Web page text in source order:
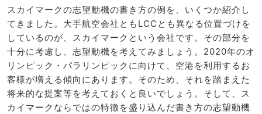
スカイマークの志望動機の書き方の例を、いくつか紹介し
てきました。大手航空会社ともLCCとも異なる位置づけを
しているのが、スカイマークという会社です。その部分を
十分に考慮し、志望動機を考えてみましょう。2020年のオ
リンピック・パラリンピックに向けて、空港を利用するお
客様が増える傾向にあります。そのため、それを踏まえた
将来的な提案等を考えておくと良いでしょう。そして、ス
カイマークならではの特徴を盛り込んだ書き方の志望動機